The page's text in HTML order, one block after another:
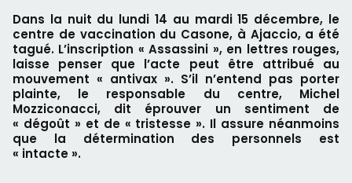
Dans la nuit du lundi 14 au mardi 15 décembre, le
centre de vaccination du Casone, à Ajaccio, a été
tagué. L’inscription « Assassini », en lettres rouges,
laisse penser que l’acte peut être attribué au
mouvement « antivax ». S’il n’entend pas porter
plainte, le responsable du centre, Michel
Mozziconacci, dit éprouver un sentiment de
« dégoût » et de « tristesse ». Il assure néanmoins
que la détermination des personnels est
« intacte ».